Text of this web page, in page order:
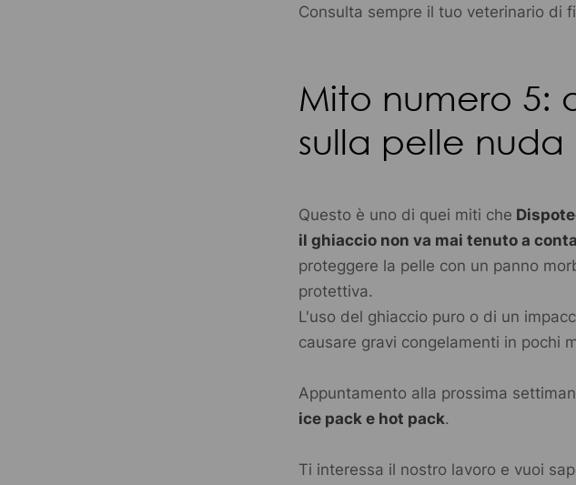
Consulta sempre il tuo veterinario di
Mito numero 5:
sulla pelle
Questo è uno di quei miti che
il ghiaccio non va mai tenuto a
proteggere la pelle con un panno
protettiva.
L'uso del ghiaccio puro o di un
causare gravi congelamenti in pochi
Appuntamento alla prossima
ice pack e hot pack.
Ti interessa il nostro lavoro e vuoi